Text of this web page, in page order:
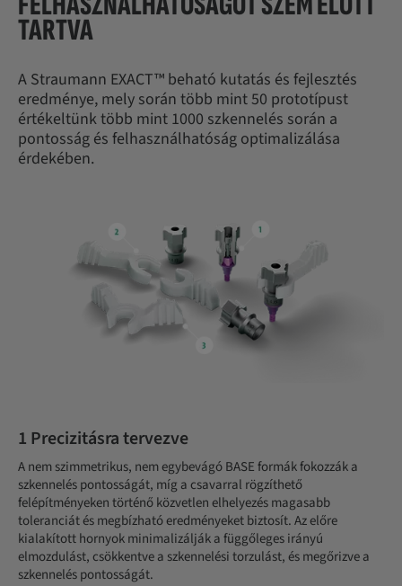
TARTVA
A Straumann EXACT™ beható kutatás és fejlesztés
eredménye, mely során több mint 50 prototípust
értékeltünk több mint 1000 szkennelés során a
pontosság és felhasználhatóság optimalizálása
érdekében.
1 Precizitásra tervezve
A nem szimmetrikus, nem egybevágó BASE formák fokozzák a
szkennelés pontosságát, míg a csavarral rögzíthető
felépítményeken történő közvetlen elhelyezés magasabb
toleranciát és megbízható eredményeket biztosít. Az előre
kialakított hornyok minimalizálják a függőleges irányú
elmozdulást, csökkentve a szkennelési torzulást, és megőrizve a
szkennelés pontosságát.